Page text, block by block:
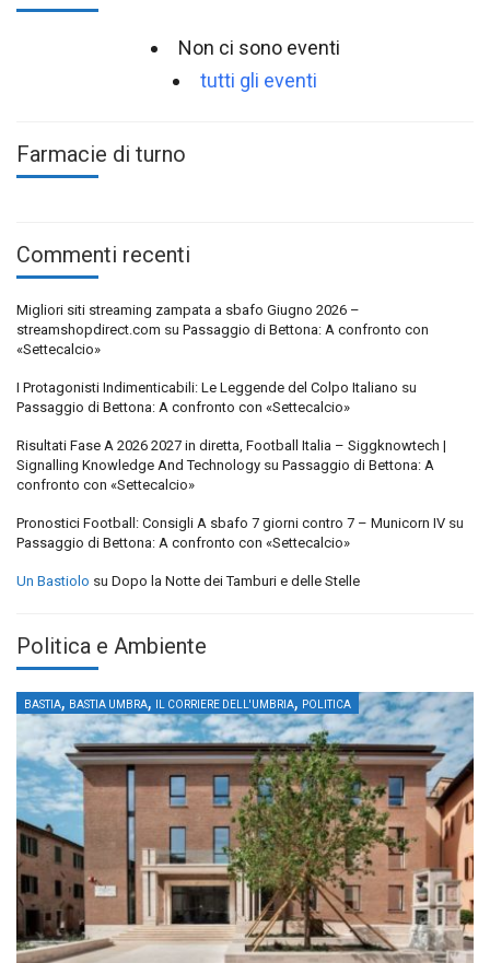
Non ci sono eventi
tutti gli eventi
Farmacie di turno
Commenti recenti
Migliori siti streaming zampata a sbafo Giugno 2026 –
streamshopdirect.com su Passaggio di Bettona: A confronto con
«Settecalcio»
I Protagonisti Indimenticabili: Le Leggende del Colpo Italiano su
Passaggio di Bettona: A confronto con «Settecalcio»
Risultati Fase A 2026 2027 in diretta, Football Italia – Siggknowtech |
Signalling Knowledge And Technology su Passaggio di Bettona: A
confronto con «Settecalcio»
Pronostici Football: Consigli A sbafo 7 giorni contro 7 – Municorn IV su
Passaggio di Bettona: A confronto con «Settecalcio»
Un Bastiolo su Dopo la Notte dei Tamburi e delle Stelle
Politica e Ambiente
BASTIA, BASTIA UMBRA, IL CORRIERE DELL'UMBRIA, POLITICA